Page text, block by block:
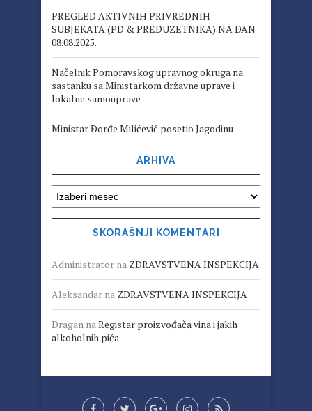
PREGLED AKTIVNIH PRIVREDNIH
SUBJEKATA (PD & PREDUZETNIKA) NA DAN
08.08.2025.
Načelnik Pomoravskog upravnog okruga na
sastanku sa Ministarkom državne uprave i
lokalne samouprave
Ministar Đorđe Milićević posetio Jagodinu
ARHIVA
SKORAŠNJI KOMENTARI
Administrator na ZDRAVSTVENA INSPEKCIJA
Aleksandar na ZDRAVSTVENA INSPEKCIJA
Dragan na Registar proizvođača vina i jakih
alkoholnih pića